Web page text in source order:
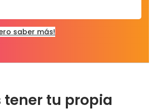
saber más!
tener tu propia